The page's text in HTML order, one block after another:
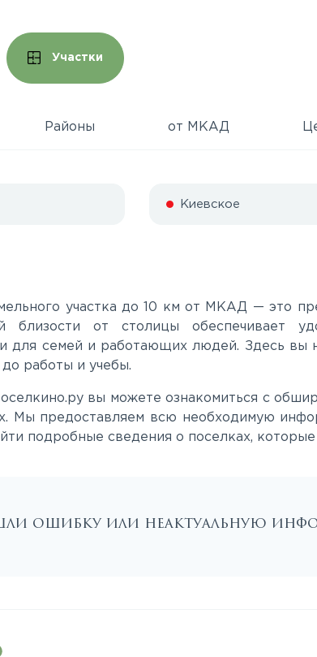
Участки
Районы от МКАД
Киевское
участка до 10 км от МКАД — это
близости от столицы обеспечивает
для семей и работающих людей. Здесь вы
работы и учебы.
вы можете ознакомиться с
Мы предоставляем всю необходимую
подробные сведения о поселках,
ошибку или неактуальную